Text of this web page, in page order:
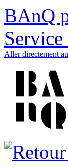
BAnQ
Aller directement